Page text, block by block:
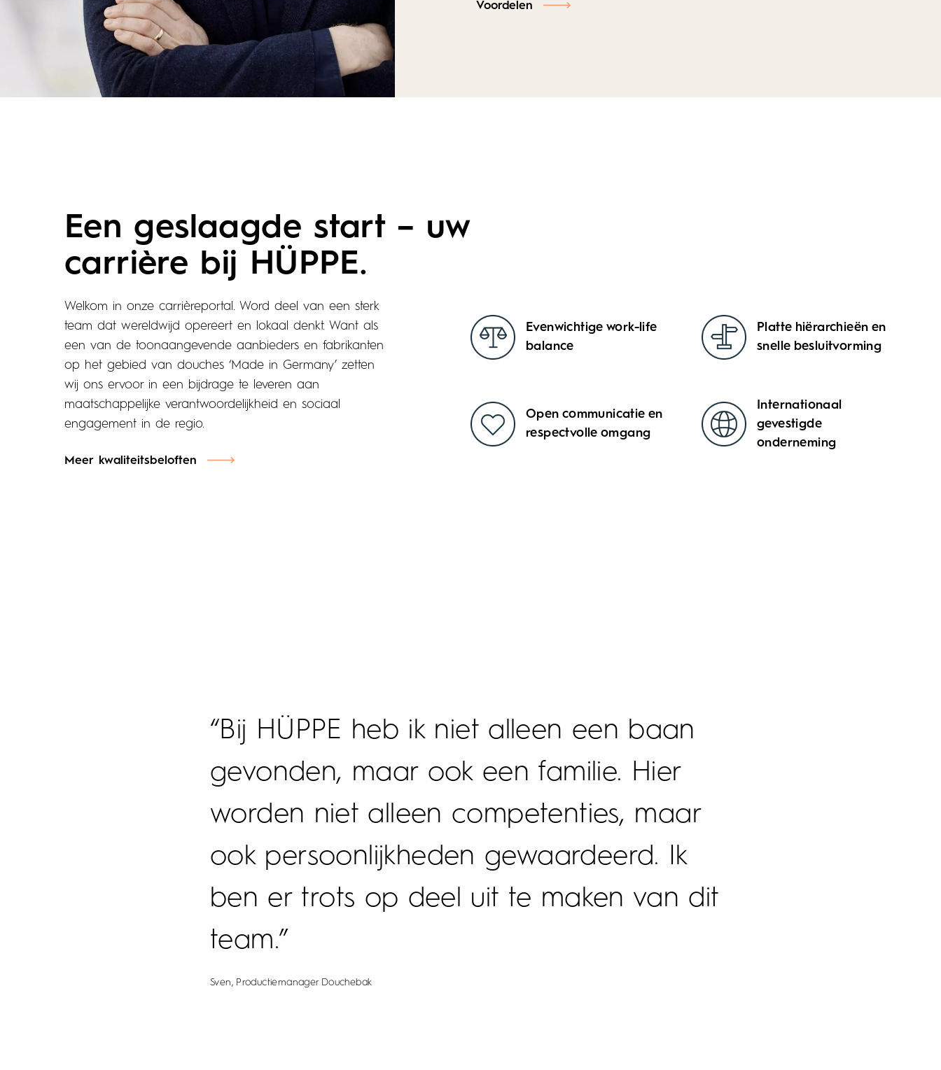
Voordelen
Een geslaagde start – uw
carrière bij HÜPPE.
Welkom in onze carrièreportal. Word deel van een sterk
team dat wereldwijd opereert en lokaal denkt. Want als
een van de toonaangevende aanbieders en fabrikanten
op het gebied van douches ‘Made in Germany’ zetten
wij ons ervoor in een bijdrage te leveren aan
maatschappelijke verantwoordelijkheid en sociaal
engagement in de regio.
Meer kwaliteitsbeloften
Evenwichtige work-life
balance
Platte hiërarchieën en
snelle besluitvorming
Open communicatie en
respectvolle omgang
Internationaal
gevestigde
onderneming
“Bij HÜPPE heb ik niet alleen een baan
gevonden, maar ook een familie. Hier
worden niet alleen competenties, maar
ook persoonlijkheden gewaardeerd. Ik
ben er trots op deel uit te maken van dit
team.”
Sven, Productiemanager Douchebak